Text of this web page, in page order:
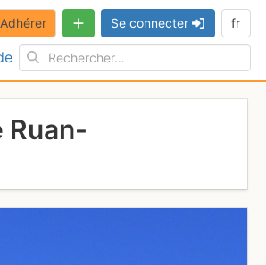
Adhérer Se connecter fr
Ruan-